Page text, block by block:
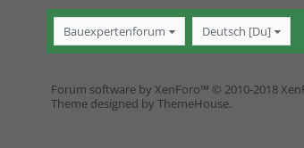
Bauexpertenforum Deutsch [Du]
Forum software by XenForo™ © 2010-2018
Theme designed by ThemeHouse.